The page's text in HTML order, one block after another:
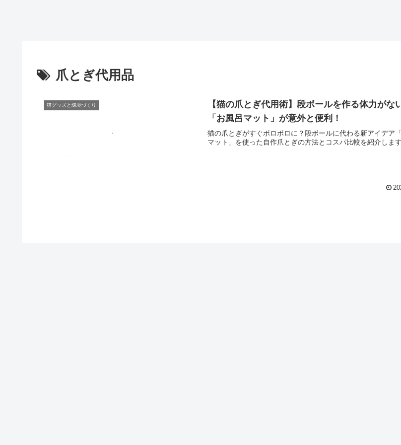
爪とぎ代用品
猫グッズと環境づくり
【猫の爪とぎ代用術】段ボールを作る体力がな
「お風呂マット」が意外と便利！
猫の爪とぎがすぐボロボロに？段ボールに代わる新アイデア
マット」を使った自作爪とぎの方法とコスパ比較を紹介します